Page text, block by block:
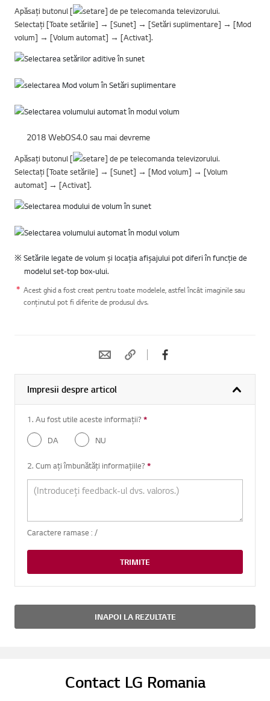
Apăsați butonul [
] de pe telecomanda televizorului.
Selectați [Toate setările] → [Sunet] → [Setări suplimentare] → [Mod
volum] → [Volum automat] → [Activat].
2018 WebOS4.0 sau mai devreme
Apăsați butonul [
] de pe telecomanda televizorului.
Selectați [Toate setările] → [Sunet] → [Mod volum] → [Volum
automat] → [Activat].
※ Setările legate de volum și locația afișajului pot diferi în funcție de
modelul set-top box-ului.
Acest ghid a fost creat pentru toate modelele, astfel încât imaginile sau
conținutul pot fi diferite de produsul dvs.
Impresii despre articol
1. Au fost utile aceste informații? *
DA
NU
2. Cum ați îmbunătăți informațiile? *
Caractere ramase : /
TRIMITE
INAPOI LA REZULTATE
Contact LG Romania